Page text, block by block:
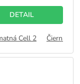
Kašmír Cell 2
5
hviezdičiek.
DETAIL
Cell 2 Čierna